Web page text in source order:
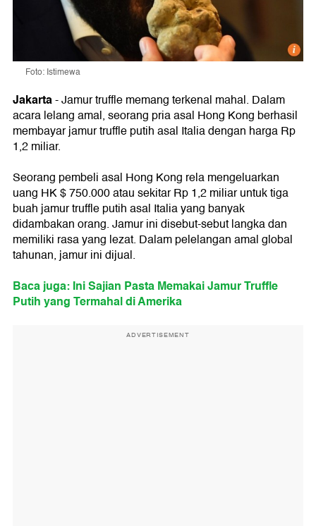
Foto: Istimewa
Jakarta- Jamur truffle memang terkenal mahal. Dalam
acara lelang amal, seorang pria asal Hong Kong berhasil
membayar jamur truffle putih asal Italia dengan harga Rp
1,2 miliar.
Seorang pembeli asal Hong Kong rela mengeluarkan
uang HK $ 750.000 atau sekitar Rp 1,2 miliar untuk tiga
buah jamur truffle putih asal Italia yang banyak
didambakan orang. Jamur ini disebut-sebut langka dan
memiliki rasa yang lezat. Dalam pelelangan amal global
tahunan, jamur ini dijual.
Baca juga: Ini Sajian Pasta Memakai Jamur Truffle
Putih yang Termahal di Amerika
ADVERTISEMENT